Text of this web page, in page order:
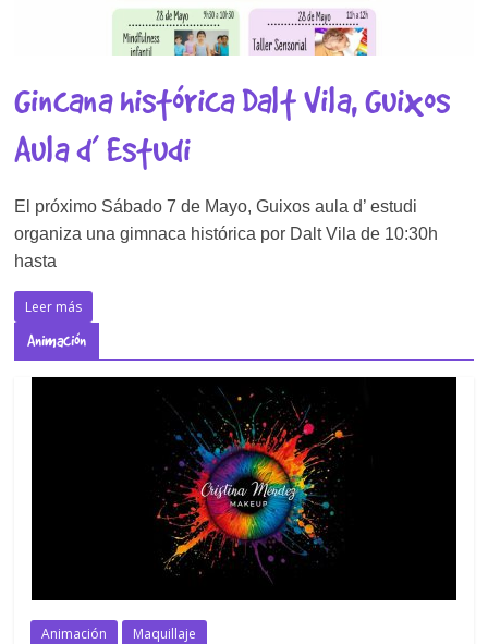
Gincana histórica Dalt Vila, Guixos
Aula d’ Estudi
El próximo Sábado 7 de Mayo, Guixos aula d’ estudi
organiza una gimnaca histórica por Dalt Vila de 10:30h
hasta
Leer más
Animación
Animación Maquillaje